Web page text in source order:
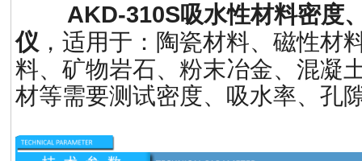
AKD-310S吸水性材料密度
仪 ，适用于：陶瓷材料、磁性材
料、矿物岩石、粉末冶金、混凝
材等需要测试密度、吸水率、孔